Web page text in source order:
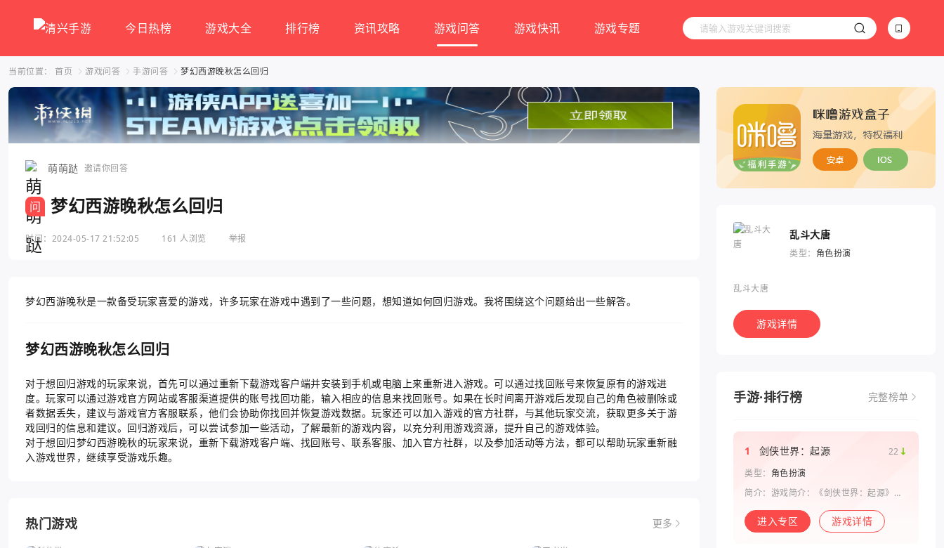
今日热榜 游戏大全 排行榜 资讯攻略 游戏问答 游戏快讯 游戏专题
当前位置： 首页 游戏问答 手游问答 梦幻西游晚秋怎么回归
萌萌跶 邀请你回答
问 梦幻西游晚秋怎么回归
时间：2024-05-17 21:52:05 161 人浏览 举报
梦幻西游晚秋是一款备受玩家喜爱的游戏，许多玩家在游戏中遇到了一些问题，想知道如何回归游戏。我将围绕这个问题给出一些解答。
梦幻西游晚秋怎么回归
对于想回归游戏的玩家来说，首先可以通过重新下载游戏客户端并安装到手机或电脑上来重新进入游戏。可以通过找回账号来恢复原有的游戏进
度。玩家可以通过游戏官方网站或客服渠道提供的账号找回功能，输入相应的信息来找回账号。如果在长时间离开游戏后发现自己的角色被删除或
者数据丢失，建议与游戏官方客服联系，他们会协助你找回并恢复游戏数据。玩家还可以加入游戏的官方社群，与其他玩家交流，获取更多关于游
戏回归的信息和建议。回归游戏后，可以尝试参加一些活动，了解最新的游戏内容，以充分利用游戏资源，提升自己的游戏体验。
对于想回归梦幻西游晚秋的玩家来说，重新下载游戏客户端、找回账号、联系客服、加入官方社群，以及参加活动等方法，都可以帮助玩家重新融
入游戏世界，继续享受游戏乐趣。
热门游戏 更多
乱斗大唐
类型： 角色扮演
乱斗大唐
游戏详情
手游·排行榜 完整榜单
1 剑侠世界：起源
22
类型： 角色扮演
简介：游戏简介：《剑侠世界：起源》是
系列手游。复刻《剑侠世界》端游玩法和
画面，还原“剑侠情缘”端游时代的特色设
进入专区 游戏详情